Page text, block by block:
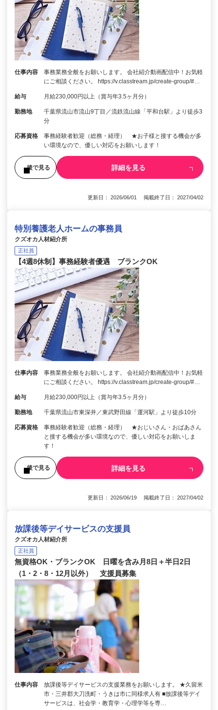
仕事内容
事務業務全般をお願いします。 会社紹介動画配信中！お気軽
にご相談ください。 https://v.classtream.jp/create-group/#…
給与 月給230,000円以上（賞与年3.5ヶ月分）
勤務地
千葉県流山市流山9丁目／流鉄流山線「平和台駅」より徒歩3
分
応募資格
事務経験者歓迎（総務・経理） ★お子様と接する機会が多
い環境なので、優しい対応をお願いします！
後で見る 詳細を見る
更新日： 2026/06/01 掲載終了日： 2027/04/02
特別養護老人ホームの事務員
クズオカ人材紹介所
正社員
【4週8休制】事務経験者優遇 ブランクOK
仕事内容
事務業務全般をお願いします。 会社紹介動画配信中！お気軽
にご相談ください。 https://v.classtream.jp/create-group/#…
給与 月給230,000円以上（賞与年3.5ヶ月分）
勤務地 千葉県流山市東深井／東武野田線「運河駅」より徒歩10分
応募資格
事務経験者歓迎（総務・経理） ★おじいさん・おばあさん
と接する機会が多い環境なので、優しい対応をお願いしま
す！
後で見る 詳細を見る
更新日： 2026/06/19 掲載終了日： 2027/04/02
放課後等デイサービスの支援員
クズオカ人材紹介所
正社員
無資格OK・ブランクOK 日曜を含み月8日＋半日2日
（1・2・8・12月以外） 支援員募集
仕事内容
放課後等デイサービスの支援業務をお願いします。 ★久留米
市・三井郡大刀洗町・うきは市に同様求人有 ■放課後等デイ
サービスは、社会学・教育学・心理学等を専…